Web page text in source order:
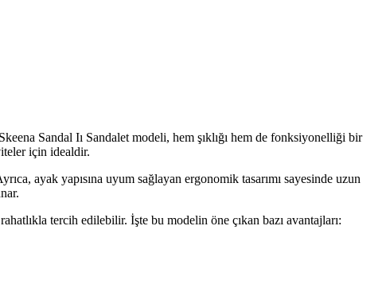
Sandal Iı Sandalet modeli, hem şıklığı hem de fonksiyonelliği bir
için idealdir.
ayak yapısına uyum sağlayan ergonomik tasarımı sayesinde uzun
tercih edilebilir. İşte bu modelin öne çıkan bazı avantajları: